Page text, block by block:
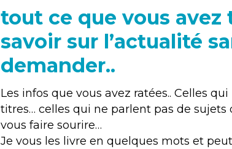
tout ce que vous avez
savoir sur l’actualité
demander..
Les infos que vous avez ratées.. Celles
titres… celles qui ne parlent pas de
vous faire sourire…
Je vous les livre en quelques mots et